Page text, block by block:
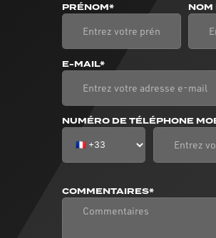
PRÉNOM* NOM
E-MAIL*
NUMÉRO DE TÉLÉPHONE
COMMENTAIRES*